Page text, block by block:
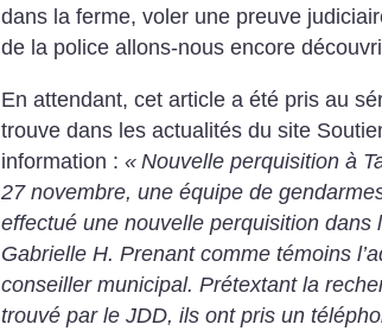
dans la ferme, voler une preuve
de la police allons-nous encore
En attendant, cet article a été pris au
trouve dans les actualités du site
information : « Nouvelle perquisition à
27 novembre, une équipe de
effectué une nouvelle perquisition dans
Gabrielle H. Prenant comme témoins
conseiller municipal. Prétextant la
trouvé par le JDD, ils ont pris un